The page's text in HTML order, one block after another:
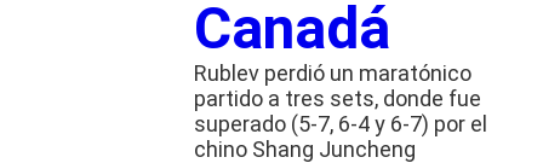
Canadá
Rublev perdió un maratónico
partido a tres sets, donde fue
superado (5-7, 6-4 y 6-7) por el
chino Shang Juncheng